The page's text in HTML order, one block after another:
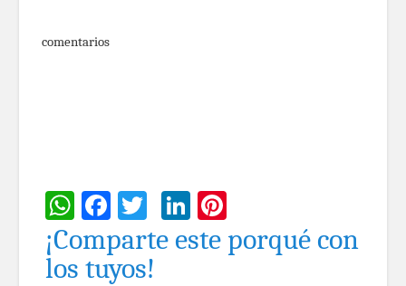
comentarios
WhatsApp
Facebook
TwitterLinkedIn
¡Comparte este porqué con
los tuyos!